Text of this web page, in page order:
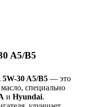
A5/B5
30 A5/B5 — это
специально
и Hyundai.